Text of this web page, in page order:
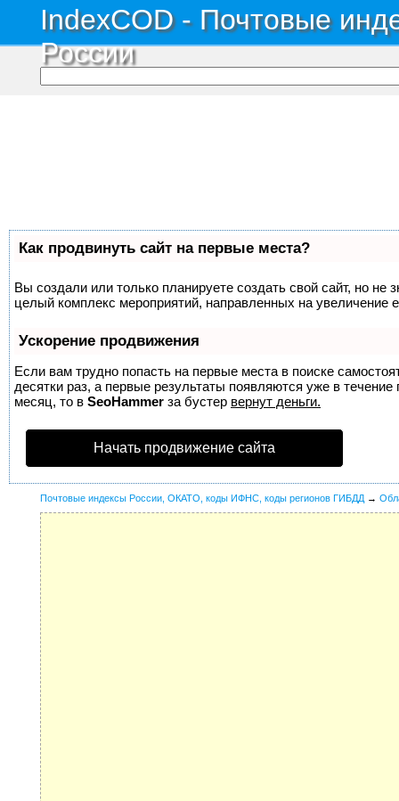
IndexCOD - Почтовые
России
Как продвинуть сайт на первые места?
Вы создали или только планируете создать свой сайт, но не
целый комплекс мероприятий, направленных на увеличение
Ускорение продвижения
Если вам трудно попасть на первые места в поиске
десятки раз, а первые результаты появляются уже в
месяц, то в SeoHammer за бустер вернут деньги.
Начать продвижение сайта
Почтовые индексы России, ОКАТО, коды ИФНС, коды регионов ГИБДД →